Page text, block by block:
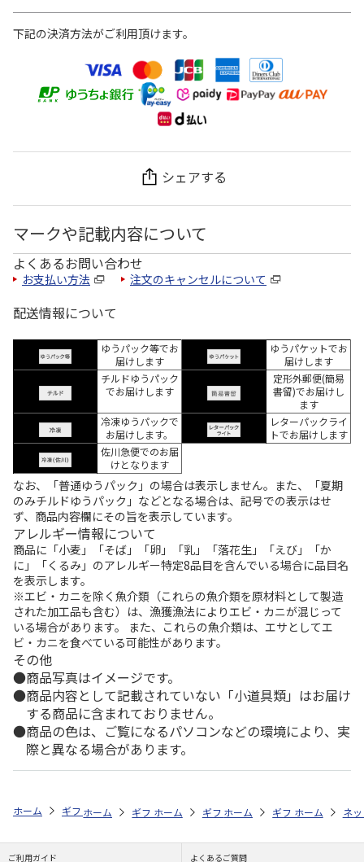
下記の決済方法がご利用頂けます。
シェアする
マークや記載内容について
よくあるお問い合わせ
お支払い方法 注文のキャンセルについて
配送情報について
ゆうパック等でお
届けします
ゆうパケットでお
届けします
チルドゆうパック
でお届けします
定形外郵便(簡易
書留)でお届けし
ます
冷凍ゆうパックで
お届けします。
レターパックライ
トでお届けします
佐川急便でのお届
けとなります
なお、「普通ゆうパック」の場合は表示しません。また、「夏期
のみチルドゆうパック」などとなる場合は、記号での表示はせ
ず、商品内容欄にその旨を表示しています。
アレルギー情報について
商品に「小麦」「そば」「卵」「乳」「落花生」「えび」「か
に」「くるみ」のアレルギー特定8品目を含んでいる場合に品目名
を表示します。
※エビ・カニを除く魚介類（これらの魚介類を原材料として製造
された加工品も含む）は、漁獲漁法によりエビ・カニが混じって
いる場合があります。 また、これらの魚介類は、エサとしてエ
ビ・カニを食べている可能性があります。
その他
商品写真はイメージです。
商品内容として記載されていない「小道具類」はお届け
する商品に含まれておりません。
商品の色は、ご覧になるパソコンなどの環境により、実
際と異なる場合があります。
ホーム ギフトストア お中元・夏ギフト特集 2026 お菓子・スイーツ
ホーム ギフトストア お中元・夏ギフト特集 2026
ホーム ギフトストア お中元・夏ギフト
ホーム ギフトストア お
ホーム ネ
ご利用ガイド よくあるご質問